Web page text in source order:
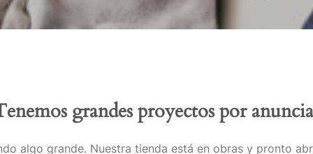
grandes proyectos por
algo grande. Nuestra tienda está en obras y pronto